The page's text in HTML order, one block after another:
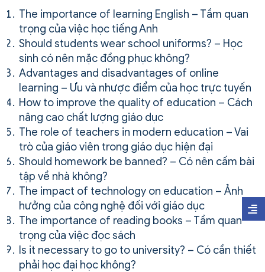
The importance of learning English – Tầm quan
trọng của việc học tiếng Anh
Should students wear school uniforms? – Học
sinh có nên mặc đồng phục không?
Advantages and disadvantages of online
learning – Ưu và nhược điểm của học trực tuyến
How to improve the quality of education – Cách
nâng cao chất lượng giáo dục
The role of teachers in modern education – Vai
trò của giáo viên trong giáo dục hiện đại
Should homework be banned? – Có nên cấm bài
tập về nhà không?
The impact of technology on education – Ảnh
hưởng của công nghệ đối với giáo dục
The importance of reading books – Tầm quan
trọng của việc đọc sách
Is it necessary to go to university? – Có cần thiết
phải học đại học không?